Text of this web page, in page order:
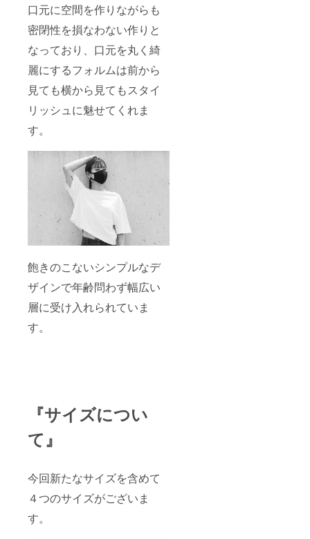
口元に空間を作りながらも
密閉性を損なわない作りと
なっており、口元を丸く綺
麗にするフォルムは前から
見ても横から見てもスタイ
リッシュに魅せてくれま
す。
飽きのこないシンプルなデ
ザインで年齢問わず幅広い
層に受け入れられていま
す。
『サイズについ
て』
今回新たなサイズを含めて
４つのサイズがございま
す。